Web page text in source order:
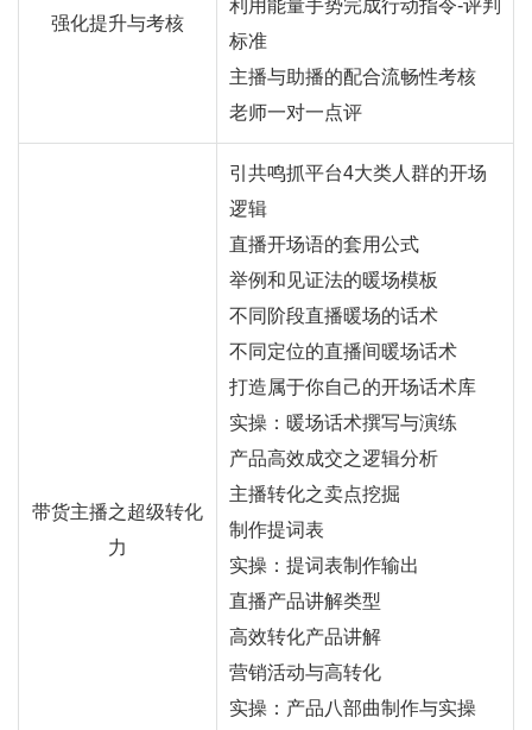
强化提升与考核
利用能量手势完成行动指令-评判
标准
主播与助播的配合流畅性考核
老师一对一点评
带货主播之超级转化
力
引共鸣抓平台4大类人群的开场
逻辑
直播开场语的套用公式
举例和见证法的暖场模板
不同阶段直播暖场的话术
不同定位的直播间暖场话术
打造属于你自己的开场话术库
实操：暖场话术撰写与演练
产品高效成交之逻辑分析
主播转化之卖点挖掘
制作提词表
实操：提词表制作输出
直播产品讲解类型
高效转化产品讲解
营销活动与高转化
实操：产品八部曲制作与实操